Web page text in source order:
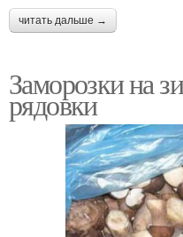
читать дальше →
Заморозки на
рядовки